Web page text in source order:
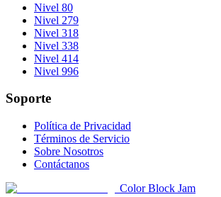
Nivel 80
Nivel 279
Nivel 318
Nivel 338
Nivel 414
Nivel 996
Soporte
Política de Privacidad
Términos de Servicio
Sobre Nosotros
Contáctanos
Color Block Jam